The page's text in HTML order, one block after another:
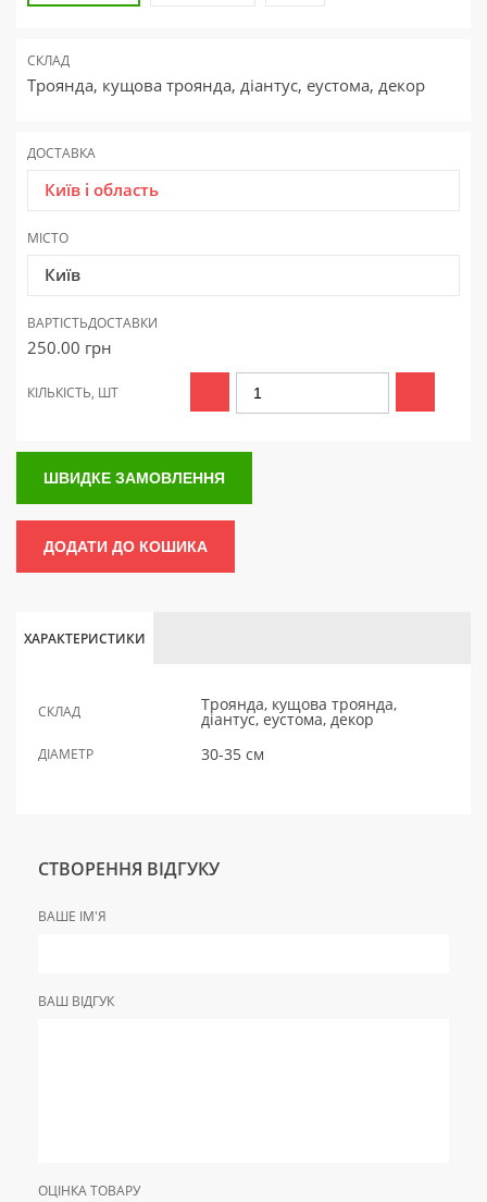
СКЛАД
Троянда, кущова троянда, діантус, еустома, декор
ДОСТАВКА
Київ і область
МІСТО
Київ
ВАРТІСТЬДОСТАВКИ
250.00 грн
КІЛЬКІСТЬ, ШТ
ШВИДКЕ ЗАМОВЛЕННЯ
ДОДАТИ ДО КОШИКА
ХАРАКТЕРИСТИКИ
СКЛАД Троянда, кущова троянда,
діантус, еустома, декор
ДІАМЕТР 30-35 см
СТВОРЕННЯ ВІДГУКУ
ВАШЕ ІМ'Я
ВАШ ВІДГУК
ОЦІНКА ТОВАРУ